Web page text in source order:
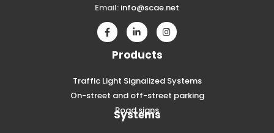
Email: info@scae.net
Products
Traffic Light Signalized Systems
On-street and off-street parking
Road signs
Systems